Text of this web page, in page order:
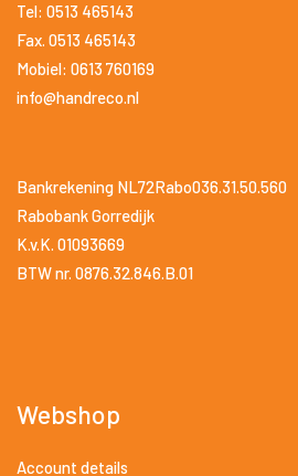
Tel: 0513 465143
Fax. 0513 465143
Mobiel: 0613 760169
info@handreco.nl
Bankrekening NL72Rabo036.31.50.560
Rabobank Gorredijk
K.v.K. 01093669
BTW nr. 0876.32.846.B.01
Webshop
Account details